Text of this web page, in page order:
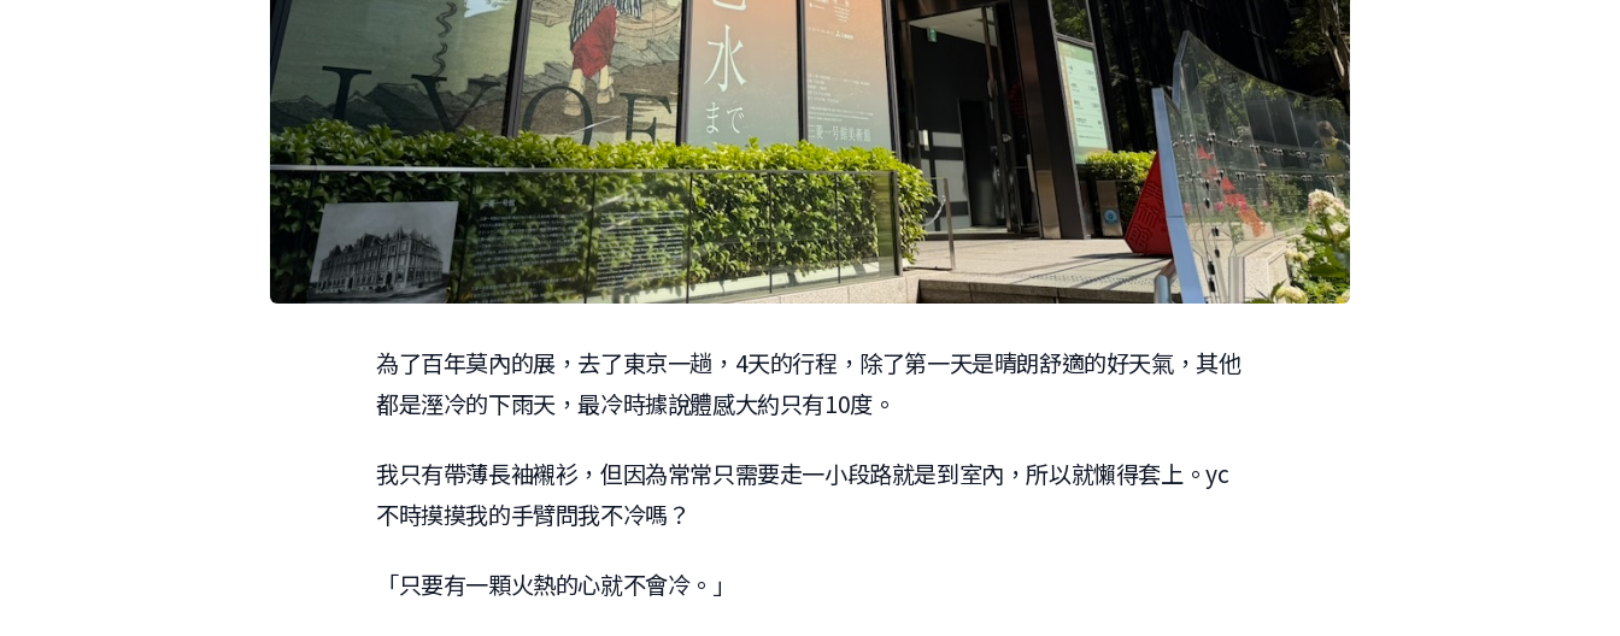
為了百年莫內的展，去了東京一趟，4天的行程，除了第一天是晴朗舒適的好天氣，其他
都是溼冷的下雨天，最冷時據說體感大約只有10度。
我只有帶薄長袖襯衫，但因為常常只需要走一小段路就是到室內，所以就懶得套上。yc
不時摸摸我的手臂問我不冷嗎？
「只要有一顆火熱的心就不會冷。」